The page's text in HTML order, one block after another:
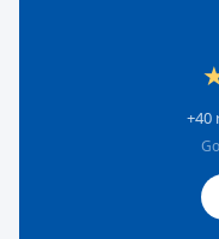
+40